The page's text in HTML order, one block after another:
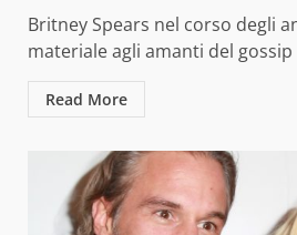
Britney Spears nel corso degli
materiale agli amanti del
Read More